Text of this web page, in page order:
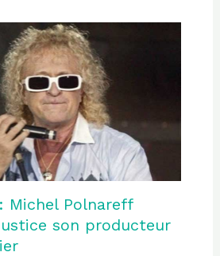
Michel Polnareff
son producteur